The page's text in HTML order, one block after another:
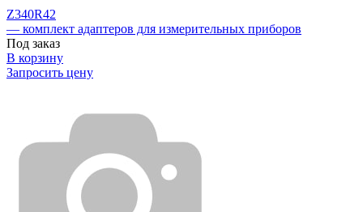
Z340R42
— комплект адаптеров для измерительных приборов
Под заказ
В корзину
Запросить цену